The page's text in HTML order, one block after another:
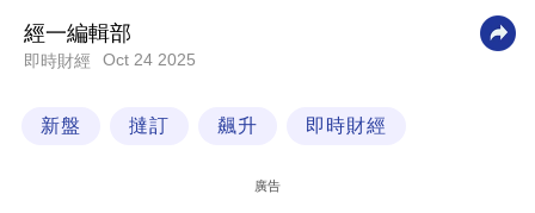
科
經一編輯部
即時財經 Oct 24 2025
新盤 撻訂 飆升 即時財經
廣告